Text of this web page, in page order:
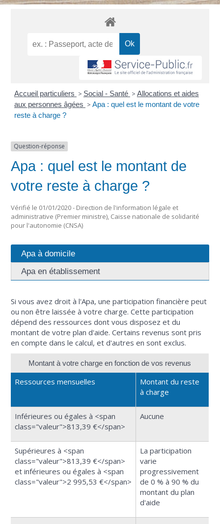
Accueil particuliers > Social - Santé > Allocations et aides
aux personnes âgées > Apa : quel est le montant de votre
reste à charge ?
Question-réponse
Apa : quel est le montant de
votre reste à charge ?
Vérifié le 01/01/2020 - Direction de l'information légale et
administrative (Premier ministre), Caisse nationale de solidarité
pour l'autonomie (CNSA)
Apa à domicile
Apa en établissement
Si vous avez droit à l'Apa, une participation financière peut
ou non être laissée à votre charge. Cette participation
dépend des ressources dont vous disposez et du
montant de votre plan d'aide. Certains revenus sont pris
en compte dans le calcul, et d'autres en sont exclus.
Montant à votre charge en fonction de vos revenus
Ressources mensuelles
Montant du reste
à charge
Inférieures ou égales à <span
class="valeur">813,39 €</span>
Aucune
Supérieures à <span
class="valeur">813,39 €</span>
et inférieures ou égales à <span
class="valeur">2 995,53 €</span>
La participation
varie
progressivement
de 0 % à 90 % du
montant du plan
d'aide